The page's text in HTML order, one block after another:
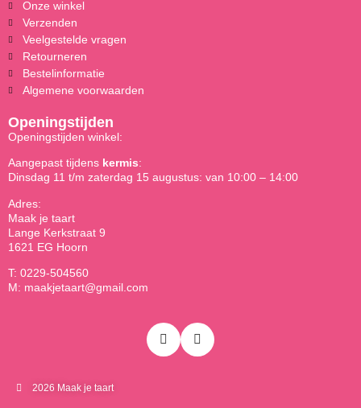
Onze winkel
Verzenden
Veelgestelde vragen
Retourneren
Bestelinformatie
Algemene voorwaarden
Openingstijden
Openingstijden winkel:
Aangepast tijdens kermis:
Dinsdag 11 t/m zaterdag 15 augustus: van 10:00 – 14:00
Adres:
Maak je taart
Lange Kerkstraat 9
1621 EG Hoorn
T: 0229-504560
M: maakjetaart@gmail.com
2026 Maak je taart